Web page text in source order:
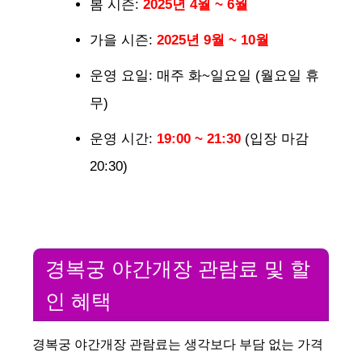
봄 시즌: 2025년 4월 ~ 6월
가을 시즌: 2025년 9월 ~ 10월
운영 요일: 매주 화~일요일 (월요일 휴
무)
운영 시간: 19:00 ~ 21:30 (입장 마감
20:30)
경복궁 야간개장 관람료 및 할
인 혜택
경복궁 야간개장 관람료는 생각보다 부담 없는 가격